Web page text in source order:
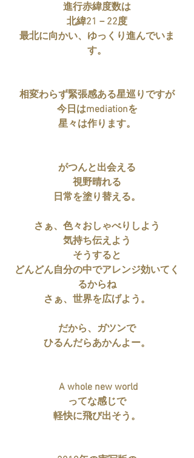
進行赤緯度数は
北緯21－22度
最北に向かい、ゆっくり進んでいま
す。
相変わらず緊張感ある星巡りですが
今日はmediationを
星々は作ります。
がつんと出会える
視野晴れる
日常を塗り替える。
さぁ、色々おしゃべりしよう
気持ち伝えよう
そうすると
どんどん自分の中でアレンジ効いてく
るからね
さぁ、世界を広げよう。
だから、ガツンで
ひるんだらあかんよー。
A whole new world
ってな感じで
軽快に飛び出そう。